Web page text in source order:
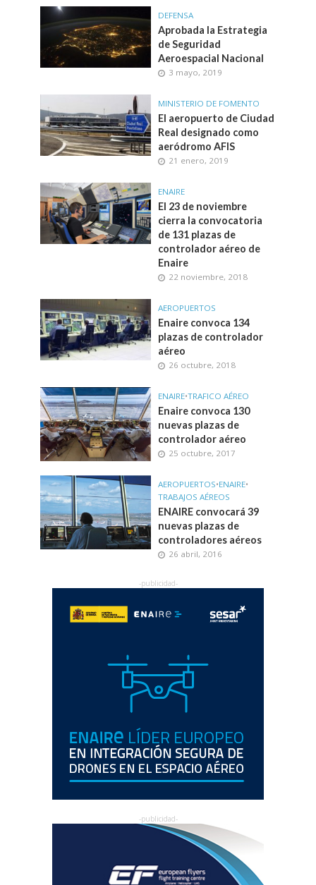
DEFENSA
Aprobada la Estrategia
de Seguridad
Aeroespacial Nacional
3 mayo, 2019
MINISTERIO DE FOMENTO
El aeropuerto de Ciudad
Real designado como
aeródromo AFIS
21 enero, 2019
ENAIRE
El 23 de noviembre
cierra la convocatoria
de 131 plazas de
controlador aéreo de
Enaire
22 noviembre, 2018
AEROPUERTOS
Enaire convoca 134
plazas de controlador
aéreo
26 octubre, 2018
ENAIRE•TRAFICO AÉREO
Enaire convoca 130
nuevas plazas de
controlador aéreo
25 octubre, 2017
AEROPUERTOS•ENAIRE•
TRABAJOS AÉREOS
ENAIRE convocará 39
nuevas plazas de
controladores aéreos
26 abril, 2016